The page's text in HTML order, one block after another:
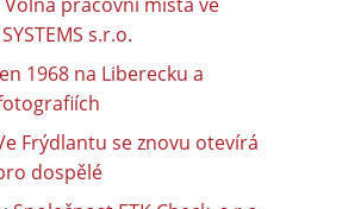
s.r.o.
1968 na Liberecku a
Frýdlantu se znovu otevírá
dospělé